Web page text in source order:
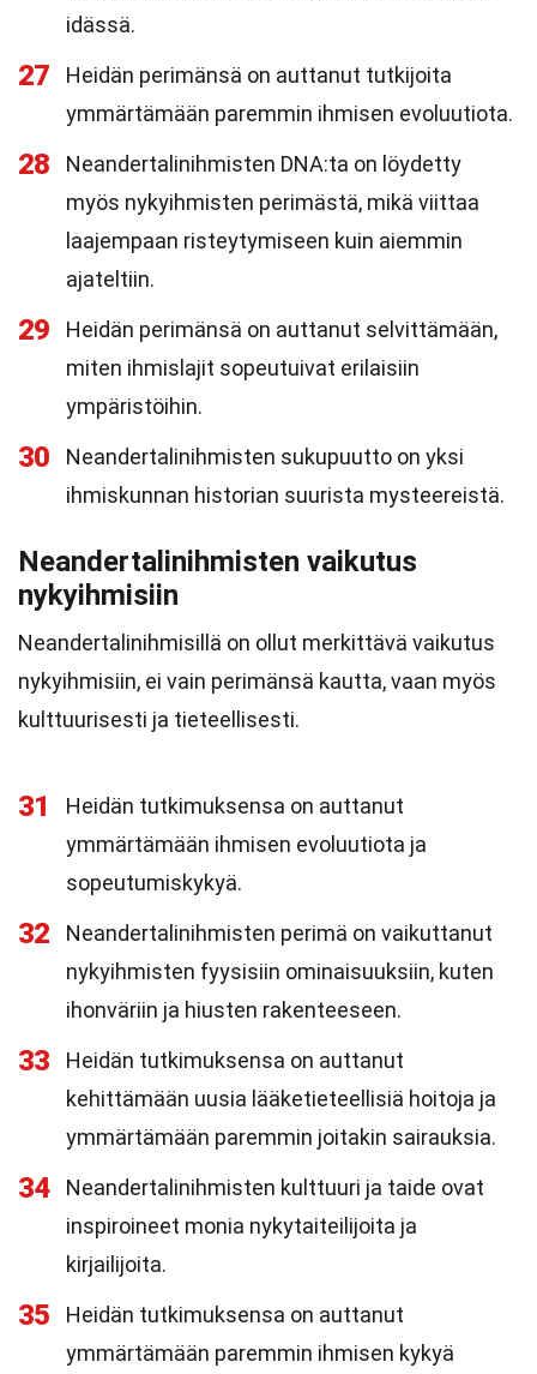
idässä.
27
Heidän perimänsä on auttanut tutkijoita
ymmärtämään paremmin ihmisen evoluutiota.
28
Neandertalinihmisten DNA:ta on löydetty
myös nykyihmisten perimästä, mikä viittaa
laajempaan risteytymiseen kuin aiemmin
ajateltiin.
29
Heidän perimänsä on auttanut selvittämään,
miten ihmislajit sopeutuivat erilaisiin
ympäristöihin.
30
Neandertalinihmisten sukupuutto on yksi
ihmiskunnan historian suurista mysteereistä.
Neandertalinihmisten vaikutus
nykyihmisiin
Neandertalinihmisillä on ollut merkittävä vaikutus
nykyihmisiin, ei vain perimänsä kautta, vaan myös
kulttuurisesti ja tieteellisesti.
31
Heidän tutkimuksensa on auttanut
ymmärtämään ihmisen evoluutiota ja
sopeutumiskykyä.
32
Neandertalinihmisten perimä on vaikuttanut
nykyihmisten fyysisiin ominaisuuksiin, kuten
ihonväriin ja hiusten rakenteeseen.
33
Heidän tutkimuksensa on auttanut
kehittämään uusia lääketieteellisiä hoitoja ja
ymmärtämään paremmin joitakin sairauksia.
34
Neandertalinihmisten kulttuuri ja taide ovat
inspiroineet monia nykytaiteilijoita ja
kirjailijoita.
35
Heidän tutkimuksensa on auttanut
ymmärtämään paremmin ihmisen kykyä